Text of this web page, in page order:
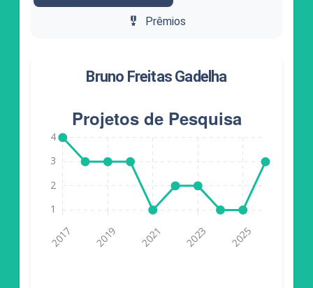
military_tech Prêmios
Bruno Freitas Gadelha